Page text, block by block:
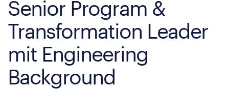
Senior Program &
Transformation Leader
mit Engineering
Background